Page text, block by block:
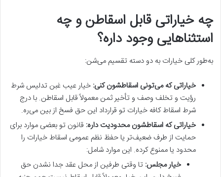
چه خیاراتی قابل اسقاطن و چه
استثناهایی وجود داره؟
به‌طور کلی خیارات به دو دسته تقسیم می‌شن:
خیاراتی که می‌تونی اسقاطشون کنی: خیار عیب غبن تدلیس شرط
رؤیت و تخلف وصف و تأخیر ثمن معمولاً قابل اسقاطن. با درج
شرط اسقاط کافه خیارات تو قرارداد این حق فسخ از بین می‌ره.
خیاراتی که اسقاطشون محدودیت داره: قانون تو بعضی موارد برای
حمایت از طرف ضعیف‌تر یا حفظ نظم عمومی اسقاط خیارات را
محدود یا ممنوع کرده. این موارد شامل:
خیار مجلس: تا وقتی طرفین از محل عقد جدا نشدن حق